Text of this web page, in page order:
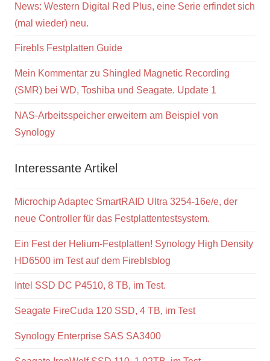
News: Western Digital Red Plus, eine Serie erfindet sich
(mal wieder) neu.
Firebls Festplatten Guide
Mein Kommentar zu Shingled Magnetic Recording
(SMR) bei WD, Toshiba und Seagate. Update 1
NAS-Arbeitsspeicher erweitern am Beispiel von
Synology
Interessante Artikel
Microchip Adaptec SmartRAID Ultra 3254-16e/e, der
neue Controller für das Festplattentestsystem.
Ein Fest der Helium-Festplatten! Synology High Density
HD6500 im Test auf dem Fireblsblog
Intel SSD DC P4510, 8 TB, im Test.
Seagate FireCuda 120 SSD, 4 TB, im Test
Synology Enterprise SAS SA3400